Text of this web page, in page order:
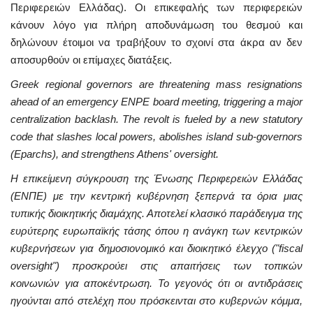
Περιφερειών Ελλάδας). Οι επικεφαλής των περιφερειών
κάνουν λόγο για πλήρη αποδυνάμωση του θεσμού και
δηλώνουν έτοιμοι να τραβήξουν το σχοινί στα άκρα αν δεν
αποσυρθούν οι επίμαχες διατάξεις.
Greek regional governors are threatening mass resignations
ahead of an emergency ENPE board meeting, triggering a major
centralization backlash. The revolt is fueled by a new statutory
code that slashes local powers, abolishes island sub-governors
(Eparchs), and strengthens Athens' oversight.
Η επικείμενη σύγκρουση της Ένωσης Περιφερειών Ελλάδας
(ΕΝΠΕ) με την κεντρική κυβέρνηση ξεπερνά τα όρια μιας
τυπικής διοικητικής διαμάχης. Αποτελεί κλασικό παράδειγμα της
ευρύτερης ευρωπαϊκής τάσης όπου η ανάγκη των κεντρικών
κυβερνήσεων για δημοσιονομικό και διοικητικό έλεγχο ("fiscal
oversight") προσκρούει στις απαιτήσεις των τοπικών
κοινωνιών για αποκέντρωση. Το γεγονός ότι οι αντιδράσεις
ηγούνται από στελέχη που πρόσκεινται στο κυβερνών κόμμα,